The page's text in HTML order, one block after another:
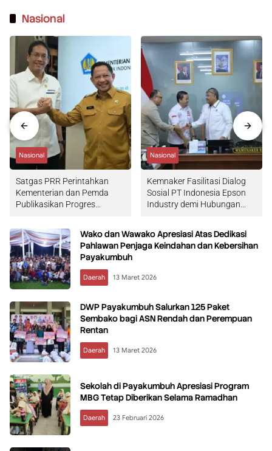
Nasional
Nasional
Satgas PRR Perintahkan
Kementerian dan Pemda
Publikasikan Progres
Nasional
Kemnaker Fasilitasi Dialog
Sosial PT Indonesia Epson
Industry demi Hubungan
Wako dan Wawako Apresiasi Atas Dedikasi
Pahlawan Penjaga Keindahan dan Kebersihan
Payakumbuh
Daerah 13 Maret 2026
DWP Payakumbuh Salurkan 125 Paket
Sembako bagi ASN Rendah dan Perempuan
Rentan
Daerah 13 Maret 2026
Sekolah di Payakumbuh Apresiasi Program
MBG Tetap Diberikan Selama Ramadhan
Daerah 23 Februari 2026